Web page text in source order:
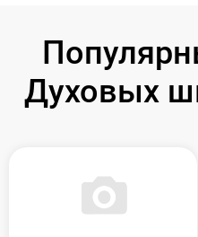
Духовых